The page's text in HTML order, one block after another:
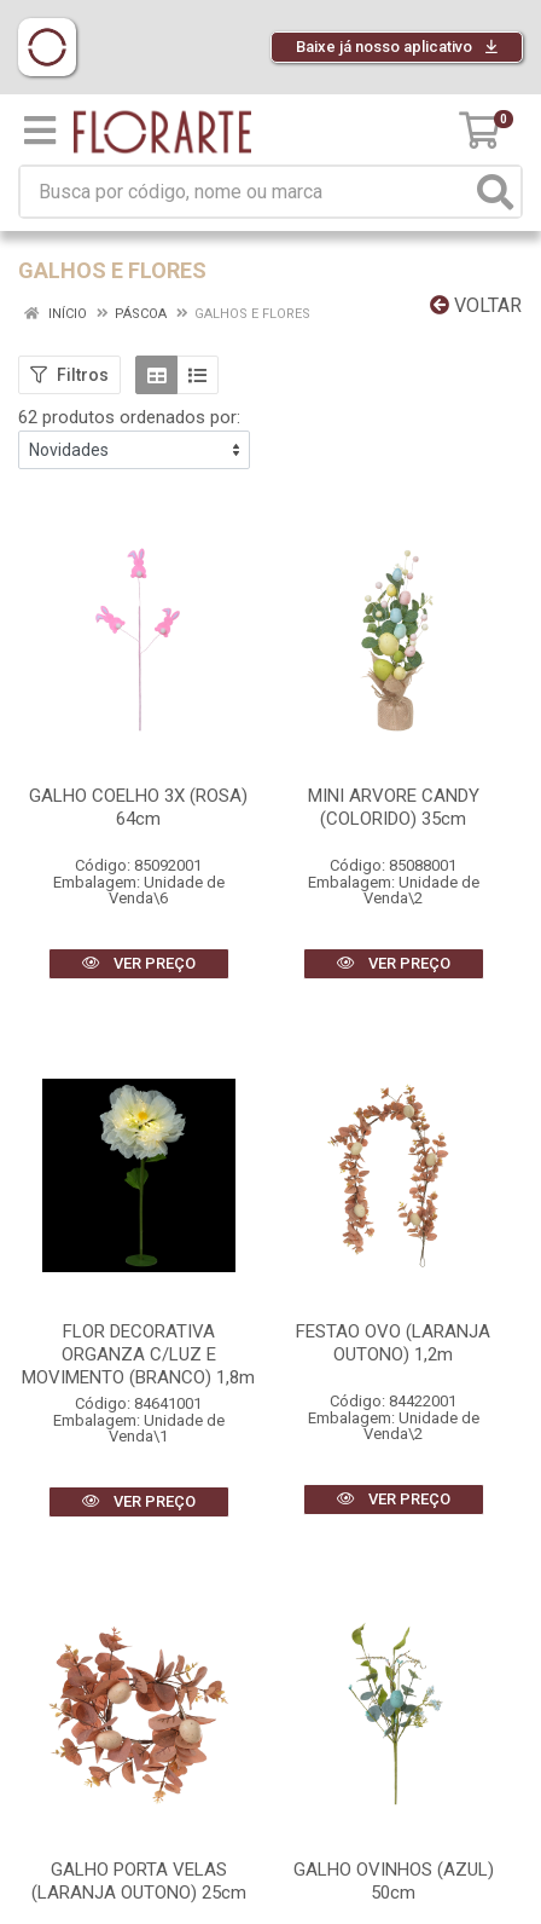
Baixe já nosso aplicativo
0
GALHOS E FLORES
VOLTAR
INÍCIO PÁSCOA GALHOS E FLORES
Filtros
62 produtos ordenados por:
GALHO COELHO 3X (ROSA)
64cm
Código: 85092001
Embalagem: Unidade de
Venda\6
VER PREÇO
MINI ARVORE CANDY
(COLORIDO) 35cm
Código: 85088001
Embalagem: Unidade de
Venda\2
VER PREÇO
FLOR DECORATIVA
ORGANZA C/LUZ E
MOVIMENTO (BRANCO) 1,8m
Código: 84641001
Embalagem: Unidade de
Venda\1
VER PREÇO
FESTAO OVO (LARANJA
OUTONO) 1,2m
Código: 84422001
Embalagem: Unidade de
Venda\2
VER PREÇO
GALHO PORTA VELAS
(LARANJA OUTONO) 25cm
GALHO OVINHOS (AZUL)
50cm